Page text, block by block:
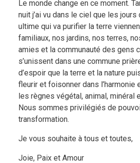
Le monde change en ce moment.
nuit j’ai vu dans le ciel que les jours
ultime qui va purifier la terre
familiaux, nos jardins, nos terres,
amies et la communauté des gens
s’unissent dans une commune
d’espoir que la terre et la nature
fleurir et foisonner dans l’harmonie
les règnes végétal, animal, minéral
Nous sommes privilégiés de
transformation.
Je vous souhaite à tous et toutes,
Joie, Paix et Amour